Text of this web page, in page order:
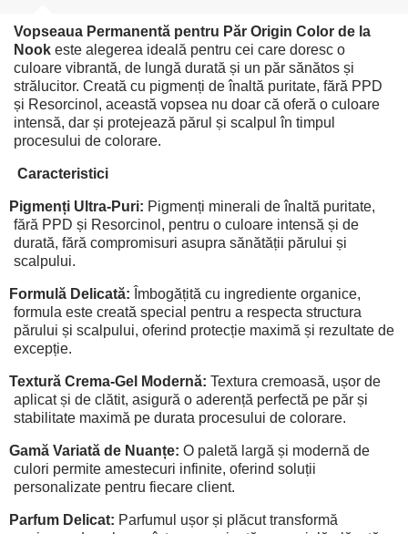
Vopseaua Permanentă pentru Păr Origin Color de la
Nook este alegerea ideală pentru cei care doresc o
culoare vibrantă, de lungă durată și un păr sănătos și
strălucitor. Creată cu pigmenți de înaltă puritate, fără PPD
și Resorcinol, această vopsea nu doar că oferă o culoare
intensă, dar și protejează părul și scalpul în timpul
procesului de colorare.
Caracteristici
Pigmenți Ultra-Puri: Pigmenți minerali de înaltă puritate,
fără PPD și Resorcinol, pentru o culoare intensă și de
durată, fără compromisuri asupra sănătății părului și
scalpului.
Formulă Delicată: Îmbogățită cu ingrediente organice,
formula este creată special pentru a respecta structura
părului și scalpului, oferind protecție maximă și rezultate de
excepție.
Textură Crema-Gel Modernă: Textura cremoasă, ușor de
aplicat și de clătit, asigură o aderență perfectă pe păr și
stabilitate maximă pe durata procesului de colorare.
Gamă Variată de Nuanțe: O paletă largă și modernă de
culori permite amestecuri infinite, oferind soluții
personalizate pentru fiecare client.
Parfum Delicat: Parfumul ușor și plăcut transformă